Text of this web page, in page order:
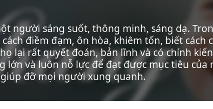
người sáng suốt, thông minh, sáng dạ.
điềm đạm, ôn hòa, khiêm tốn, biết cách
lại rất quyết đoán, bản lĩnh và có chính
lớn và luôn nỗ lực để đạt được mục tiêu
đỡ mọi người xung quanh.